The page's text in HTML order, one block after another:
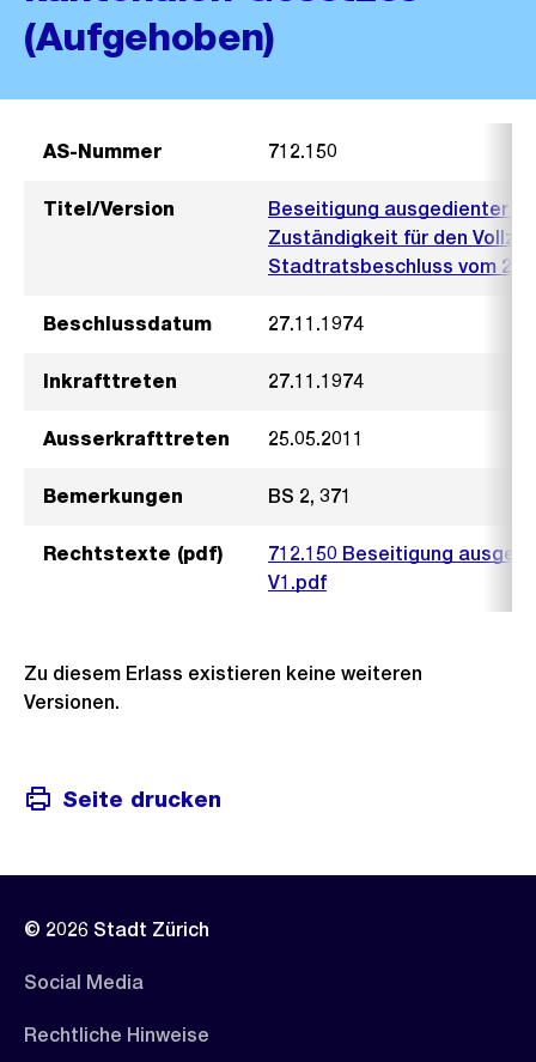
(Aufgehoben)
AS-Nummer 712.150
Titel/Version
Beseitigung ausgedienter
Zuständigkeit für den
Stadtratsbeschluss vom 27.
Beschlussdatum 27.11.1974
Inkrafttreten 27.11.1974
Ausserkrafttreten 25.05.2011
Bemerkungen BS 2, 371
Rechtstexte (pdf)
712.150 Beseitigung
V1.pdf
Zu diesem Erlass existieren keine weiteren
Versionen.
Seite drucken
© 2026 Stadt Zürich
Social Media
Rechtliche Hinweise